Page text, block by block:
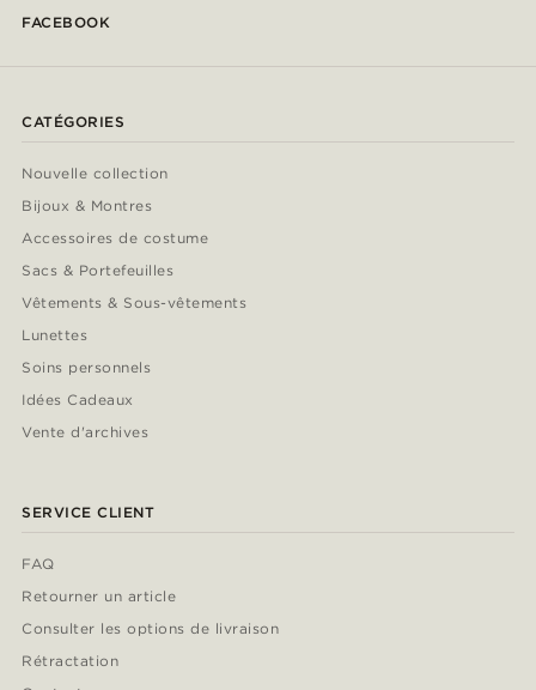
FACEBOOK
CATÉGORIES
Nouvelle collection
Bijoux & Montres
Accessoires de costume
Sacs & Portefeuilles
Vêtements & Sous-vêtements
Lunettes
Soins personnels
Idées Cadeaux
Vente d'archives
SERVICE CLIENT
FAQ
Retourner un article
Consulter les options de livraison
Rétractation